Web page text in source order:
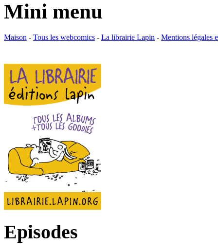
Mini menu
Maison - Tous les webcomics - La librairie Lapin - Mentions légales
Episodes